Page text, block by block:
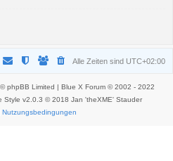
Alle Zeiten sind UTC+02:00
phpBB Limited | Blue X Forum © 2002 - 2022
Style v2.0.3 © 2018 Jan 'theXME' Stauder
Nutzungsbedingungen